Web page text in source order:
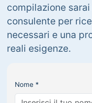
compilazione
consulente per
necessari e una
reali esigenze.
Nome *